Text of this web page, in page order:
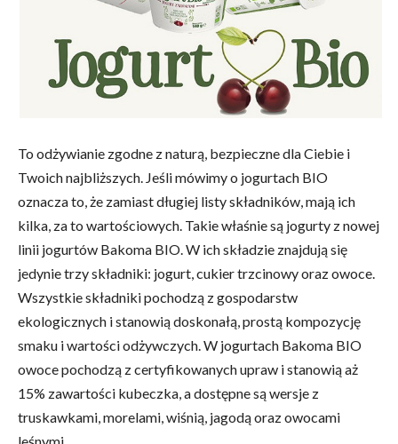
To odżywianie zgodne z naturą, bezpieczne dla Ciebie i
Twoich najbliższych. Jeśli mówimy o jogurtach BIO
oznacza to, że zamiast długiej listy składników, mają ich
kilka, za to wartościowych. Takie właśnie są jogurty z nowej
linii jogurtów Bakoma BIO. W ich składzie znajdują się
jedynie trzy składniki: jogurt, cukier trzcinowy oraz owoce.
Wszystkie składniki pochodzą z gospodarstw
ekologicznych i stanowią doskonałą, prostą kompozycję
smaku i wartości odżywczych. W jogurtach Bakoma BIO
owoce pochodzą z certyfikowanych upraw i stanowią aż
15% zawartości kubeczka, a dostępne są wersje z
truskawkami, morelami, wiśnią, jagodą oraz owocami
leśnymi.